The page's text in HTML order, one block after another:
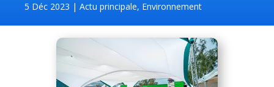
5 Déc 2023 Actu principale, Environnement